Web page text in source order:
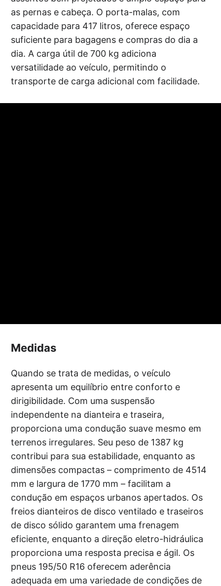
as pernas e cabeça. O porta-malas, com
capacidade para 417 litros, oferece espaço
suficiente para bagagens e compras do dia a
dia. A carga útil de 700 kg adiciona
versatilidade ao veículo, permitindo o
transporte de carga adicional com facilidade.
Medidas
Quando se trata de medidas, o veículo
apresenta um equilíbrio entre conforto e
dirigibilidade. Com uma suspensão
independente na dianteira e traseira,
proporciona uma condução suave mesmo em
terrenos irregulares. Seu peso de 1387 kg
contribui para sua estabilidade, enquanto as
dimensões compactas – comprimento de 4514
mm e largura de 1770 mm – facilitam a
condução em espaços urbanos apertados. Os
freios dianteiros de disco ventilado e traseiros
de disco sólido garantem uma frenagem
eficiente, enquanto a direção eletro-hidráulica
proporciona uma resposta precisa e ágil. Os
pneus 195/50 R16 oferecem aderência
adequada em uma variedade de condições de